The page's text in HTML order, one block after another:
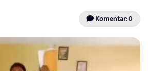
Komentar: 0